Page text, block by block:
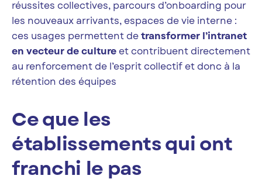
réussites collectives, parcours d’onboarding pour
les nouveaux arrivants, espaces de vie interne :
ces usages permettent detransformer l’intranet
en vecteur de cultureet contribuent directement
au renforcement de l’esprit collectif et donc à la
rétention des équipes
Ce que les
établissements qui ont
franchi le pas